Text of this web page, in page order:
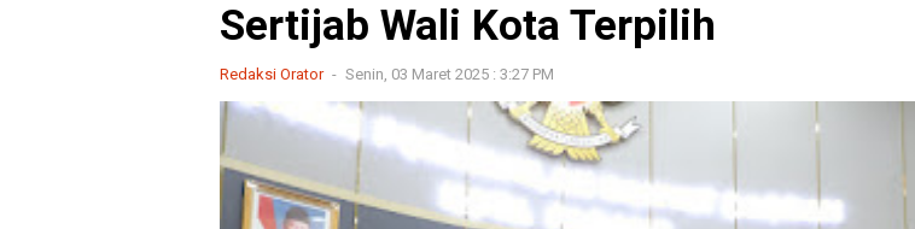
Sertijab Wali Kota Terpilih
Redaksi Orator Senin, 03 Maret 2025 : 3:27 PM